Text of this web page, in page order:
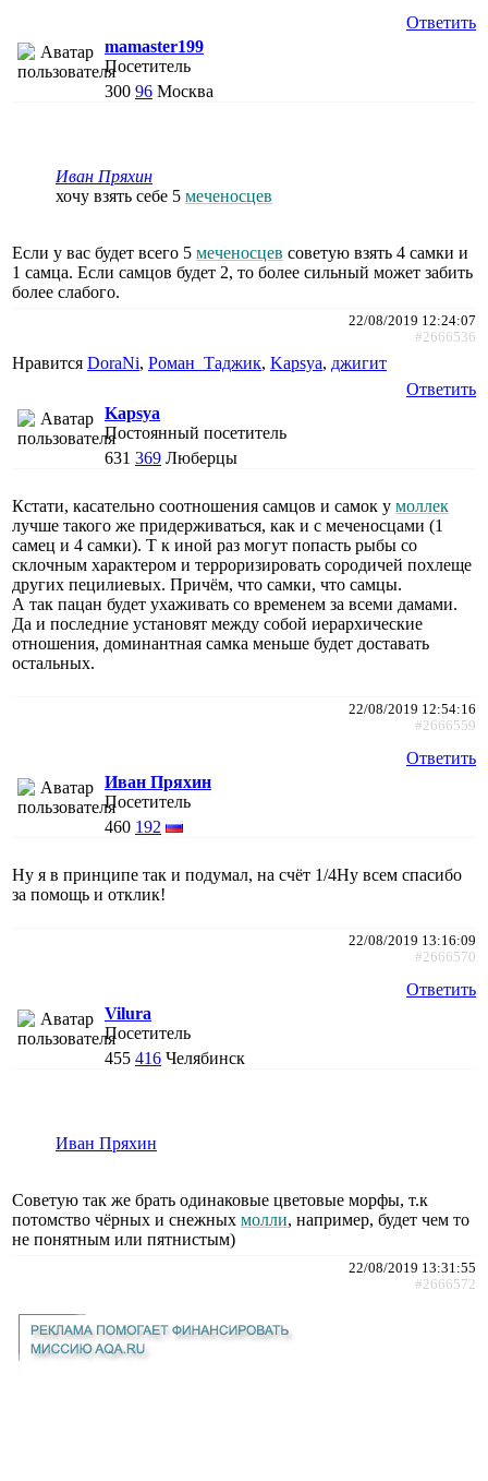
Ответить
mamaster199
Посетитель
300 96 Москва
Иван Пряхин
хочу взять себе 5 меченосцев
Если у вас будет всего 5 меченосцев советую взять 4 самки и
1 самца. Если самцов будет 2, то более сильный может забить
более слабого.
22/08/2019 12:24:07
#2666536
Нравится DoraNi, Роман_Таджик, Kapsya, джигит
Ответить
Kapsya
Постоянный посетитель
631 369 Люберцы
Кстати, касательно соотношения самцов и самок у моллек
лучше такого же придерживаться, как и с меченосцами (1
самец и 4 самки). Т к иной раз могут попасть рыбы со
склочным характером и терроризировать сородичей похлеще
других пецилиевых. Причём, что самки, что самцы.
А так пацан будет ухаживать со временем за всеми дамами.
Да и последние установят между собой иерархические
отношения, доминантная самка меньше будет доставать
остальных.
22/08/2019 12:54:16
#2666559
Ответить
Иван Пряхин
Посетитель
460 192
Ну я в принципе так и подумал, на счёт 1/4Ну всем спасибо
за помощь и отклик!
22/08/2019 13:16:09
#2666570
Ответить
Vilura
Посетитель
455 416 Челябинск
Иван Пряхин
Советую так же брать одинаковые цветовые морфы, т.к
потомство чёрных и снежных молли, например, будет чем то
не понятным или пятнистым)
22/08/2019 13:31:55
#2666572